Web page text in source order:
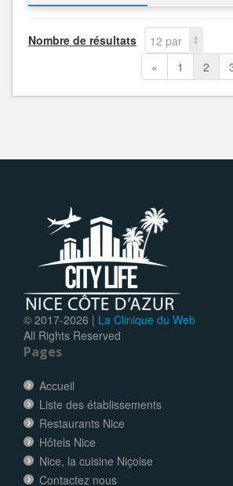
Nombre de résultats
12 par
page
« 1 2
© 2017-2026 | La Clinique du Web
All Rights Reserved
Pages
Accueil
Liste des établissements
Restaurants Nice
Hôtels Nice
Nice, la cuisine Niçoise
Contactez nous